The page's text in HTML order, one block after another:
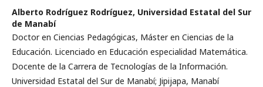
Alberto Rodríguez Rodríguez, Universidad Estatal del Sur
de Manabí
Doctor en Ciencias Pedagógicas, Máster en Ciencias de la
Educación. Licenciado en Educación especialidad Matemática.
Docente de la Carrera de Tecnologías de la Información.
Universidad Estatal del Sur de Manabí; Jipijapa, Manabí